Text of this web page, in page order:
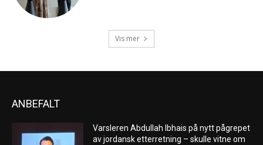
Vis mer
ANBEFALT
Varsleren Abdullah Ibhais på nytt pågrepet
av jordansk etterretning – skulle vitne om